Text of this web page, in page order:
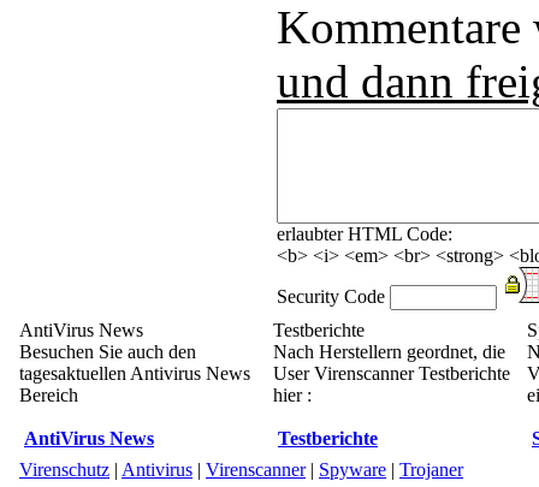
und dann
erlaubter HTML Code:
<b> <i> <em> <br> <strong>
Security Code
AntiVirus News
Besuchen Sie auch den
tagesaktuellen Antivirus News
Bereich
AntiVirus News
Testberichte
Nach Herstellern geordnet, die
User Virenscanner Testberichte
hier :
Testberichte
Virenschutz | Antivirus | Virenscanner| Spyware | Trojaner